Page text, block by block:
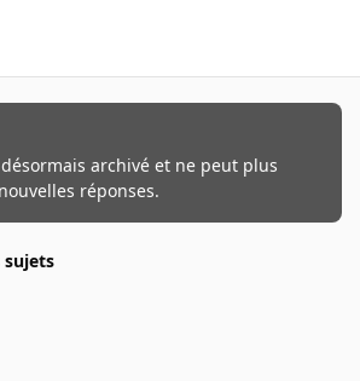
archivé et ne peut plus
réponses.
sujets